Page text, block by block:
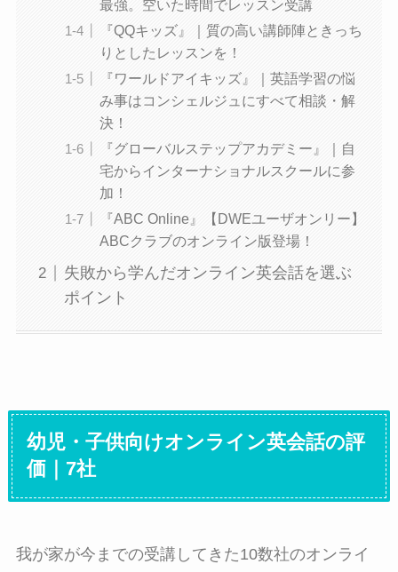
最強。空いた時間でレッスン受講
『QQキッズ』｜質の高い講師陣ときっち
りとしたレッスンを！
『ワールドアイキッズ』｜英語学習の悩
み事はコンシェルジュにすべて相談・解
決！
『グローバルステップアカデミー』｜自
宅からインターナショナルスクールに参
加！
『ABC Online』【DWEユーザオンリー】
ABCクラブのオンライン版登場！
失敗から学んだオンライン英会話を選ぶ
ポイント
幼児・子供向けオンライン英会話の評
価｜7社
我が家が今までの受講してきた10数社のオンライ